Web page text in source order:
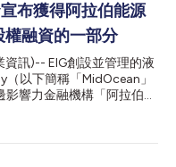
進軍全球LNG產業，同時
司EIG之間更廣泛的策略
能源及相關基礎建設領域
一步強化了MidOcean的優
構多元化、抗風險且長壽命
已在加拿大、澳
的LNG權益組合，並致力
布獲得阿拉伯能源
權融資的一部分
訊)-- EIG創設並管理的液
以下簡稱「MidOcean」
響力金融機構「阿拉伯能
穩健且長期的全球液化天然